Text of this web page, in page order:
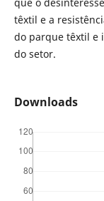
têxtil e a
do parque têxtil e
do setor.
Downloads